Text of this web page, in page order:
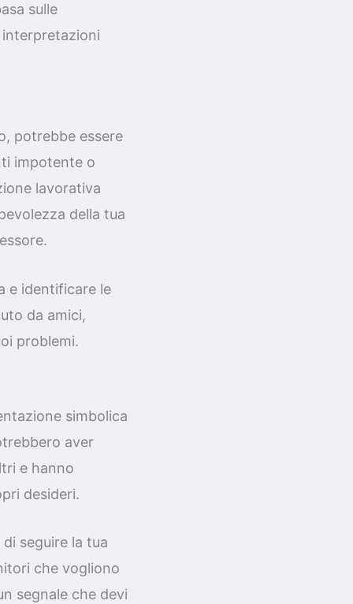
sulle
interpretazioni
potrebbe essere
impotente o
lavorativa
della tua
e identificare le
da amici,
problemi.
simbolica
aver
e hanno
desideri.
seguire la tua
che vogliono
segnale che devi